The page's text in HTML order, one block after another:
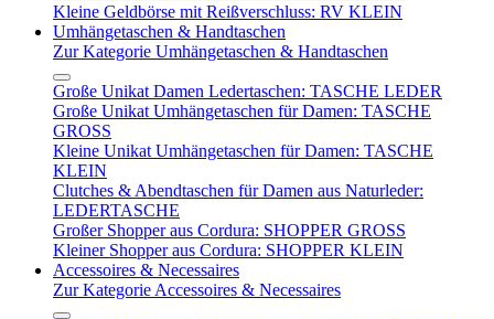
Kleine Geldbörse mit Reißverschluss: RV KLEIN
Umhängetaschen & Handtaschen
Zur Kategorie Umhängetaschen & Handtaschen
Große Unikat Damen Ledertaschen: TASCHE LEDER
Große Unikat Umhängetaschen für Damen: TASCHE
GROSS
Kleine Unikat Umhängetaschen für Damen: TASCHE
KLEIN
Clutches & Abendtaschen für Damen aus Naturleder:
LEDERTASCHE
Großer Shopper aus Cordura: SHOPPER GROSS
Kleiner Shopper aus Cordura: SHOPPER KLEIN
Accessoires & Necessaires
Zur Kategorie Accessoires & Necessaires